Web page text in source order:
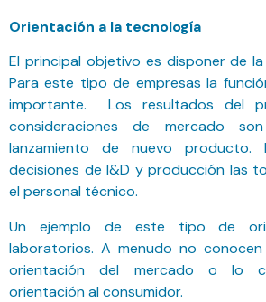
Orientación a la tecnología
El principal objetivo es disponer de la
Para este tipo de empresas la
importante. Los resultados del
consideraciones de mercado
lanzamiento de nuevo
decisiones de I&D y producción las
el personal técnico.
Un ejemplo de este tipo de
laboratorios. A menudo no
orientación del mercado o lo
orientación al consumidor.